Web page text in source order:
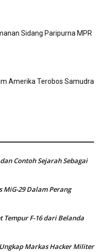
Sidang Paripurna MPR
Amerika Terobos Samudra
Contoh Sejarah Sebagai
MiG-29 Dalam Perang
Tempur F-16 dari Belanda
Markas Hacker Militer